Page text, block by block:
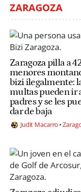
ZARAGOZA
Zaragoza pilla a
menores
bizi ilegalmente:
multas pueden ir
padres y se les
dar de baja
Judit Macarro